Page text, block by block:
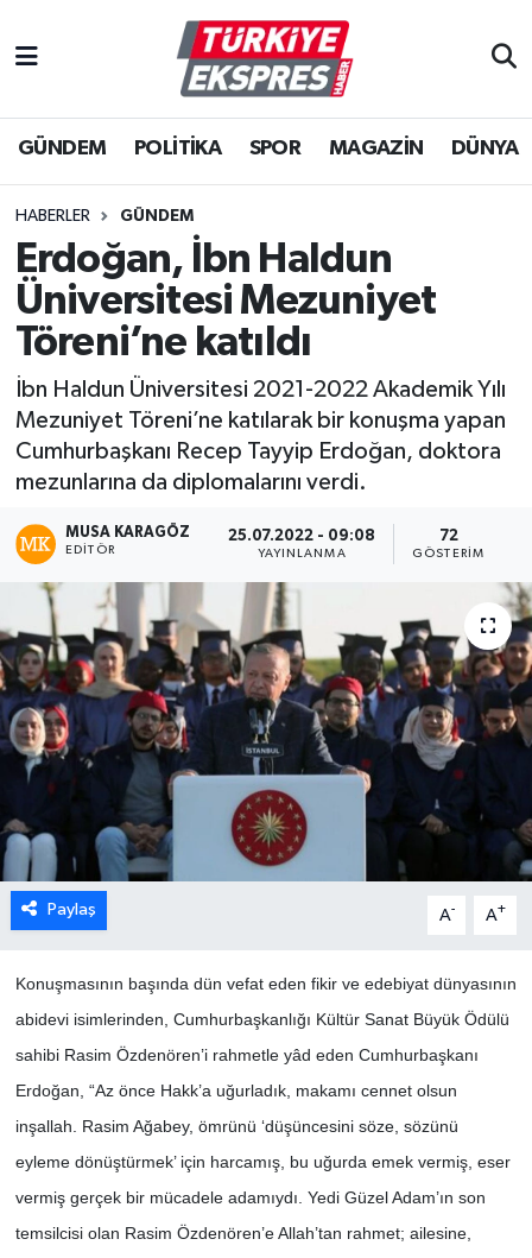
GÜNDEM POLİTİKA SPOR MAGAZİN DÜNYA
HABERLER GÜNDEM
Erdoğan, İbn Haldun
Üniversitesi Mezuniyet
Töreni’ne katıldı
İbn Haldun Üniversitesi 2021-2022 Akademik Yılı
Mezuniyet Töreni’ne katılarak bir konuşma yapan
Cumhurbaşkanı Recep Tayyip Erdoğan, doktora
mezunlarına da diplomalarını verdi.
MUSA KARAGÖZ
EDITÖR
25.07.2022 - 09:08
YAYINLANMA
72
GÖSTERIM
Paylaş A- A+
Konuşmasının başında dün vefat eden fikir ve edebiyat dünyasının
abidevi isimlerinden, Cumhurbaşkanlığı Kültür Sanat Büyük Ödülü
sahibi Rasim Özdenören’i rahmetle yâd eden Cumhurbaşkanı
Erdoğan, “Az önce Hakk’a uğurladık, makamı cennet olsun
inşallah. Rasim Ağabey, ömrünü ‘düşüncesini söze, sözünü
eyleme dönüştürmek’ için harcamış, bu uğurda emek vermiş, eser
vermiş gerçek bir mücadele adamıydı. Yedi Güzel Adam’ın son
temsilcisi olan Rasim Özdenören’e Allah’tan rahmet; ailesine,
İstanbul Nöbetçi Eczaneler
İstanbul Hava Durumu
İstanbul Namaz Vakitleri
İstanbul Trafik Yoğunluk Haritası
Süper Lig Puan Durumu ve Fikstür
Tüm Manşetler
Son Dakika Haberleri